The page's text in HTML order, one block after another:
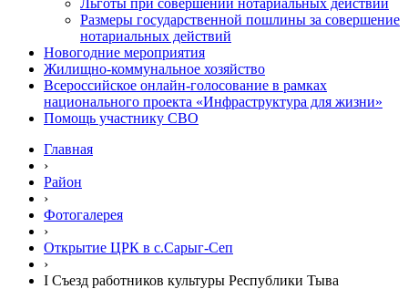
Льготы при совершении нотариальных действий
Размеры государственной пошлины за совершение
нотариальных действий
Новогодние мероприятия
Жилищно-коммунальное хозяйство
Всероссийское онлайн-голосование в рамках
национального проекта «Инфраструктура для жизни»
Помощь участнику СВО
Главная
›
Район
›
Фотогалерея
›
Открытие ЦРК в с.Сарыг-Сеп
›
I Съезд работников культуры Республики Тыва